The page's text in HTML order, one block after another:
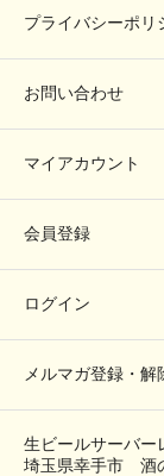
プライバシーポリ
お問い合わせ
マイアカウント
会員登録
ログイン
メルマガ登録・解
生ビールサーバ
埼玉県幸手市 酒